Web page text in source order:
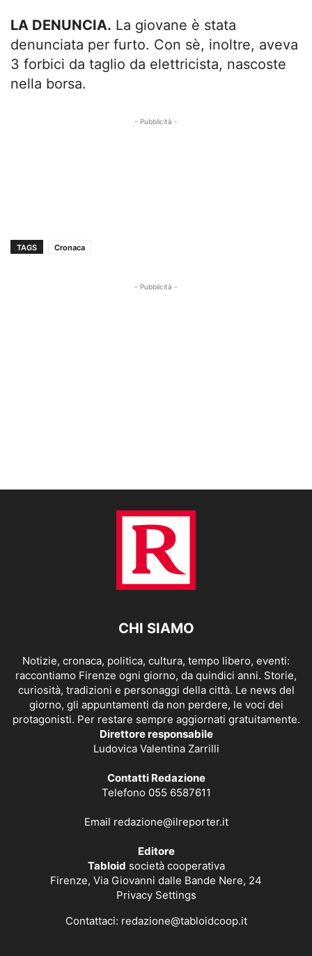
LA DENUNCIA. La giovane è stata
denunciata per furto. Con sè, inoltre, aveva
3 forbici da taglio da elettricista, nascoste
nella borsa.
- Pubblicità -
TAGS Cronaca
- Pubblicità -
CHI SIAMO
Notizie, cronaca, politica, cultura, tempo libero, eventi:
raccontiamo Firenze ogni giorno, da quindici anni. Storie,
curiosità, tradizioni e personaggi della città. Le news del
giorno, gli appuntamenti da non perdere, le voci dei
protagonisti. Per restare sempre aggiornati gratuitamente.
Direttore responsabile
Ludovica Valentina Zarrilli
Contatti Redazione
Telefono 055 6587611
Email redazione@ilreporter.it
Editore
Tabloid società cooperativa
Firenze, Via Giovanni dalle Bande Nere, 24
Privacy Settings
Contattaci: redazione@tabloidcoop.it